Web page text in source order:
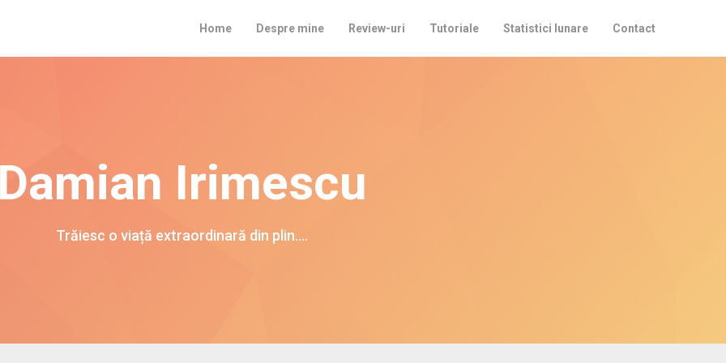
Home Despre mine Review-uri Tutoriale Statistici lunare Contact
Damian Irimescu
Trăiesc o viață extraordinară din plin….